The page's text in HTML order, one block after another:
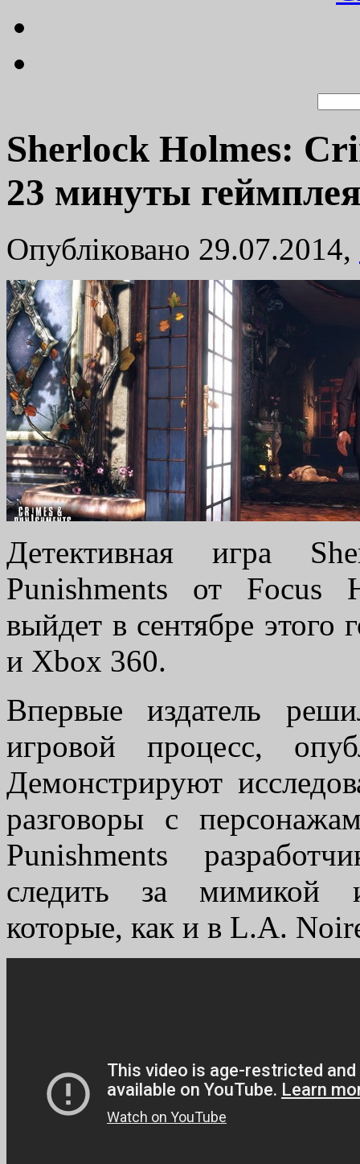
Sherlock Holmes:
23 минуты геймплея
Опубліковано 29.07.2014,
Детективная игра
Punishments от Focus
выйдет в сентябре этого
и Xbox 360.
Впервые издатель
игровой процесс,
Демонстрируют
разговоры с
Punishments
следить за мимикой
которые, как и в L.A.